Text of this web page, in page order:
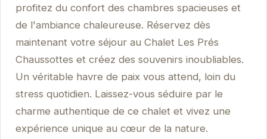
profitez du confort des chambres spacieuses et
de l'ambiance chaleureuse. Réservez dès
maintenant votre séjour au Chalet Les Prés
Chaussottes et créez des souvenirs inoubliables.
Un véritable havre de paix vous attend, loin du
stress quotidien. Laissez-vous séduire par le
charme authentique de ce chalet et vivez une
expérience unique au cœur de la nature.